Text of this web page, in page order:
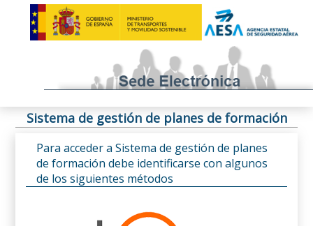
Sistema de gestión de planes de formación
Para acceder a Sistema de gestión de planes
de formación debe identificarse con algunos
de los siguientes métodos